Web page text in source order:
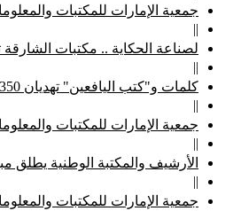
جمعية الإمارات للمكتبات
||
لصناعة الحكاية .. مكتبات
||
كلمات و"كتب اليافعين" تهديان 350 كتاباً لأطفال "الإمارات الإنسانية"
||
جمعية الإمارات للمكتبات
||
الأرشيف والمكتبة الوطنية يطلق
||
جمعية الإمارات للمكتبات